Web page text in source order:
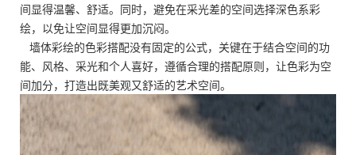
间显得温馨、舒适。同时，避免在采光差的空间选择深色系彩
绘，以免让空间显得更加沉闷。
墙体彩绘的色彩搭配没有固定的公式，关键在于结合空间的功
能、风格、采光和个人喜好，遵循合理的搭配原则，让色彩为空
间加分，打造出既美观又舒适的艺术空间。